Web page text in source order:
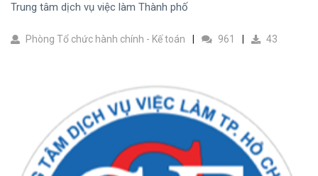
Trung tâm dịch vụ việc làm Thành phố
Phòng Tổ chức hành chính - Kế toán 961 43